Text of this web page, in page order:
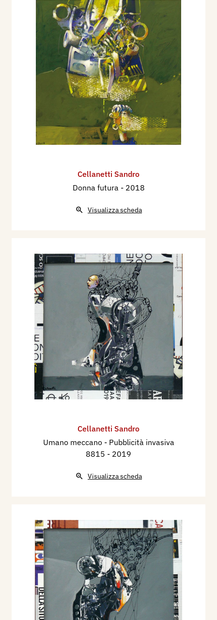
Cellanetti Sandro
Donna futura - 2018
Visualizza scheda
Cellanetti Sandro
Umano meccano - Pubblicità invasiva
8815 - 2019
Visualizza scheda